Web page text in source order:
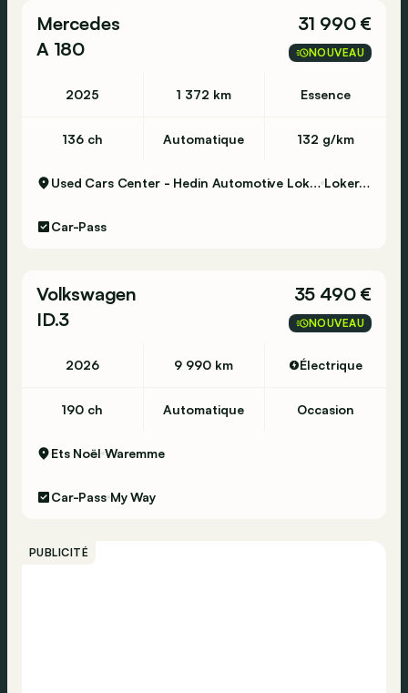
Mercedes
A 180
31 990 €
NOUVEAU
2025 1 372 km Essence
136 ch Automatique 132 g/km
Used Cars Center - Hedin Automotive Lokeren Lokeren
Car-Pass
Volkswagen
ID.3
35 490 €
NOUVEAU
2026 9 990 km Électrique
190 ch Automatique Occasion
Ets Noël Waremme
Car-Pass My Way
PUBLICITÉ